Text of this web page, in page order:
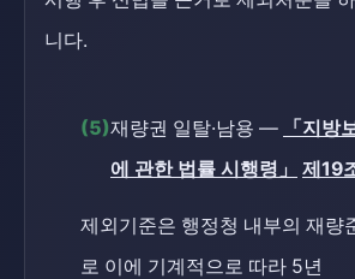
니다.
(5)재량권 일탈·남용 —
「지방
에 관한 법률 시행령」
제19
제외기준은 행정청 내부의 재량
로 이에 기계적으로 따라 5년